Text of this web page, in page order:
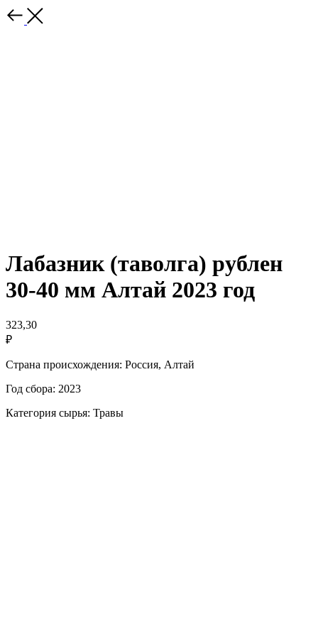
Лабазник (таволга) рублен
30-40 мм Алтай 2023 год
323,30
₽
Страна происхождения: Россия, Алтай
Год сбора: 2023
Категория сырья: Травы